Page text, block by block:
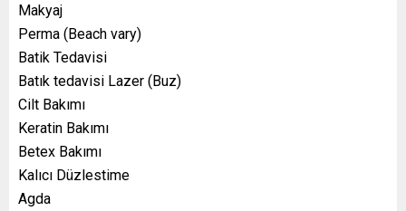
Makyaj
Perma (Beach vary)
Batik Tedavisi
Batık tedavisi Lazer (Buz)
Cilt Bakımı
Keratin Bakımı
Betex Bakımı
Kalıcı Düzlestime
Agda